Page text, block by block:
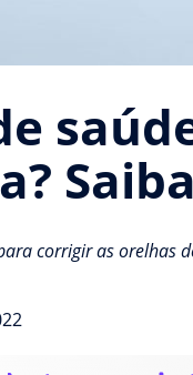
corrigir as orelhas